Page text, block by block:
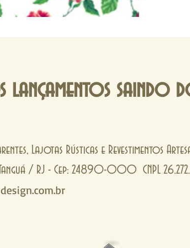
lançamentos
Lajotas Rústicas e Revestimentos
/ RJ - Cep: 24890-000 CNPL